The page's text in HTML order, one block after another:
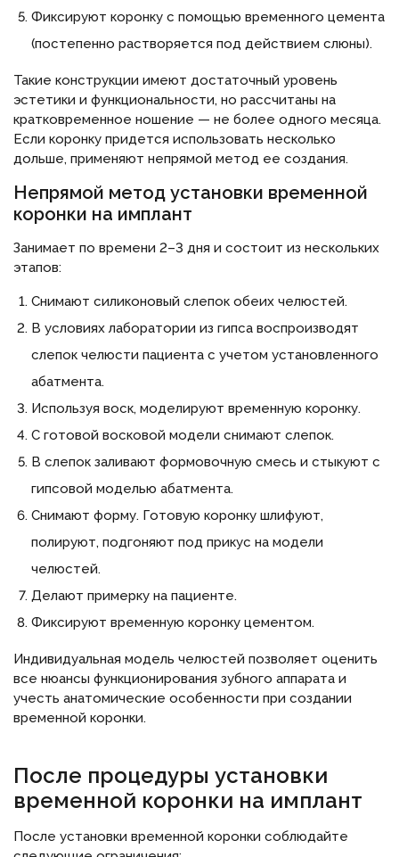
Фиксируют коронку с помощью временного цемента
(постепенно растворяется под действием слюны).
Такие конструкции имеют достаточный уровень
эстетики и функциональности, но рассчитаны на
кратковременное ношение — не более одного месяца.
Если коронку придется использовать несколько
дольше, применяют непрямой метод ее создания.
Непрямой метод установки временной
коронки на имплант
Занимает по времени 2–3 дня и состоит из нескольких
этапов:
Снимают силиконовый слепок обеих челюстей.
В условиях лаборатории из гипса воспроизводят
слепок челюсти пациента с учетом установленного
абатмента.
Используя воск, моделируют временную коронку.
С готовой восковой модели снимают слепок.
В слепок заливают формовочную смесь и стыкуют с
гипсовой моделью абатмента.
Снимают форму. Готовую коронку шлифуют,
полируют, подгоняют под прикус на модели
челюстей.
Делают примерку на пациенте.
Фиксируют временную коронку цементом.
Индивидуальная модель челюстей позволяет оценить
все нюансы функционирования зубного аппарата и
учесть анатомические особенности при создании
временной коронки.
После процедуры установки
временной коронки на имплант
После установки временной коронки соблюдайте